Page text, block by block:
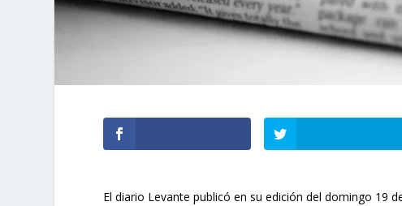
El diario Levante publicó en su edición del domingo 19